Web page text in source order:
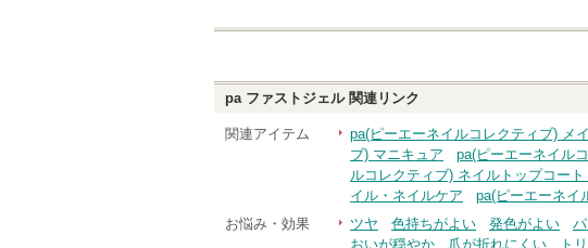
pa ファストジェル関連リンク
関連アイテム pa(ピーエーネイルコレクティブ) メ
ブ) マニキュア
pa(ピーエーネイル
ルコレクティブ) ネイルトップコート
イル・ネイルケア
pa(ピーエーネイ
お悩み・効果
ツヤ 色持ちがよい 発色がよい
おいが穏やか
爪が折れにくい ト